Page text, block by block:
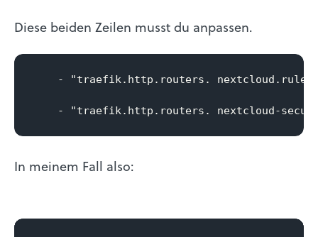
Diese beiden Zeilen musst du anpassen.
- "traefik.http.routers.
- "traefik.http.routers. nextcloud-
In meinem Fall also: